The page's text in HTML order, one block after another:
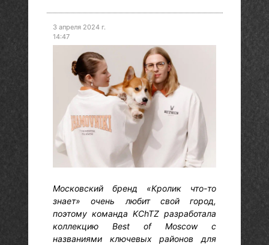
3 апреля 2024 г.
14:47
Московский бренд «Кролик что-то
знает» очень любит свой город,
поэтому команда KChTZ разработала
коллекцию Best of Moscow c
названиями ключевых районов для